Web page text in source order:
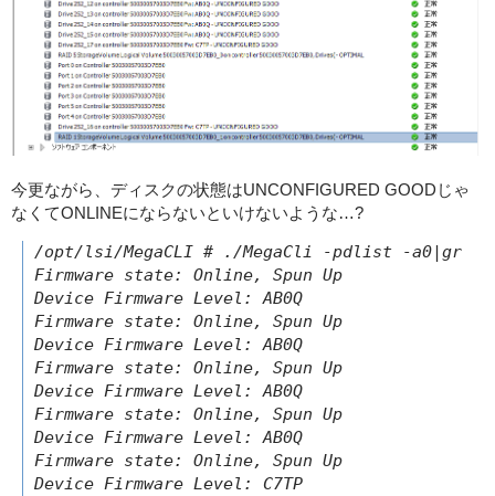
今更ながら、ディスクの状態はUNCONFIGURED GOODじゃ
なくてONLINEにならないといけないような…?
/opt/lsi/MegaCLI # ./MegaCli -pdlist -a0|grep
Firmware state: Online, Spun Up
Device Firmware Level: AB0Q
Firmware state: Online, Spun Up
Device Firmware Level: AB0Q
Firmware state: Online, Spun Up
Device Firmware Level: AB0Q
Firmware state: Online, Spun Up
Device Firmware Level: AB0Q
Firmware state: Online, Spun Up
Device Firmware Level: C7TP